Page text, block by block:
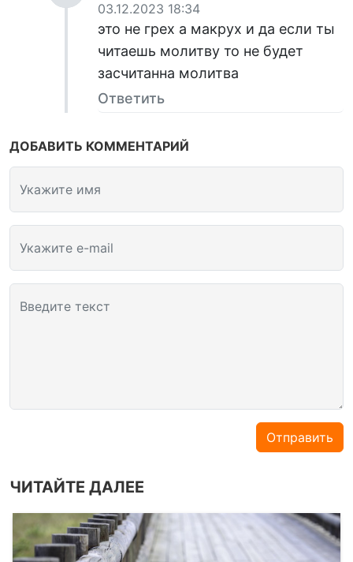
03.12.2023 18:34
это не грех а макрух и да если ты
читаешь молитву то не будет
засчитанна молитва
Ответить
ДОБАВИТЬ КОММЕНТАРИЙ
Укажите имя
Укажите e-mail
Введите текст
Отправить
ЧИТАЙТЕ ДАЛЕЕ